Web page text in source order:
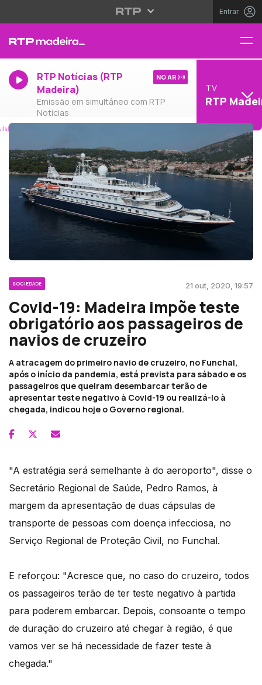
Entrar
RTP Notícias (RTP
Madeira)
Emissão em simultâneo com RTP
Notícias
NO AR
TV
RTP
SOCIEDADE 21 out, 2020, 19:57
Covid-19: Madeira impõe teste
obrigatório aos passageiros de
navios de cruzeiro
A atracagem do primeiro navio de cruzeiro, no Funchal,
após o início da pandemia, está prevista para sábado e os
passageiros que queiram desembarcar terão de
apresentar teste negativo à Covid-19 ou realizá-lo à
chegada, indicou hoje o Governo regional.
"A estratégia será semelhante à do aeroporto", disse o
Secretário Regional de Saúde, Pedro Ramos, à
margem da apresentação de duas cápsulas de
transporte de pessoas com doença infecciosa, no
Serviço Regional de Proteção Civil, no Funchal.
E reforçou: "Acresce que, no caso do cruzeiro, todos
os passageiros terão de ter teste negativo à partida
para poderem embarcar. Depois, consoante o tempo
de duração do cruzeiro até chegar à região, é que
vamos ver se há necessidade de fazer teste à
chegada."